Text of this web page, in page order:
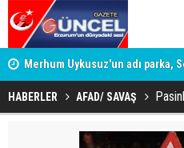
Merhum Uykusuz'un adı parka,
verildi
HABERLER AFAD/ SAVAŞ